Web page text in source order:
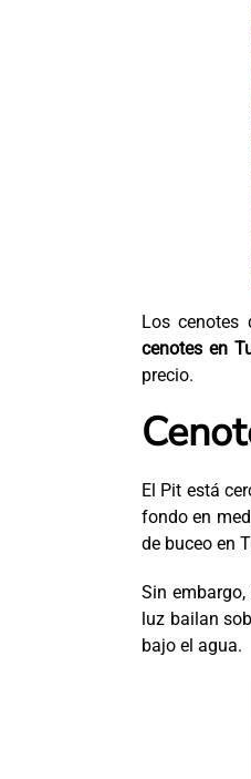
Los cenotes
cenotes en
precio.
El Pit está
fondo en
de buceo en
Sin
luz bailan
bajo el agua.